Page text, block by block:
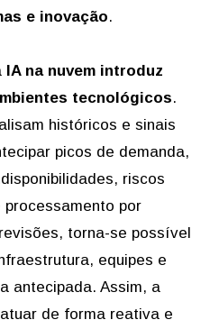
e inovação.
IA na nuvem introduz
tecnológicos.
históricos e sinais
picos de demanda,
riscos
por
torna-se possível
equipes e
antecipada. Assim, a
de forma reativa e